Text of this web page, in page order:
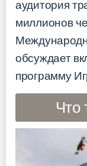
аудитория
миллионов
обсуждает
программу
Что